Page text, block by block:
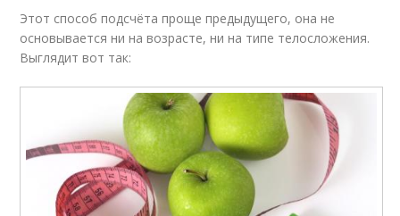
Этот способ подсчёта проще предыдущего, она не
основывается ни на возрасте, ни на типе телосложения.
Выглядит вот так: